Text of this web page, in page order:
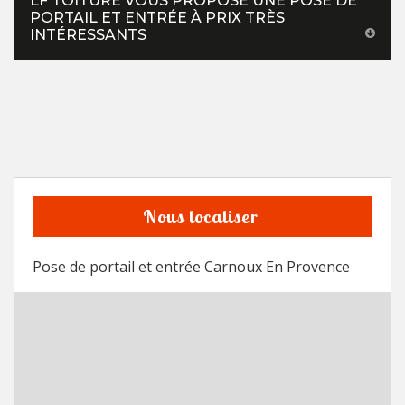
PORTAIL ET ENTRÉE À PRIX TRÈS
INTÉRESSANTS
Nous localiser
Pose de portail et entrée Carnoux En Provence